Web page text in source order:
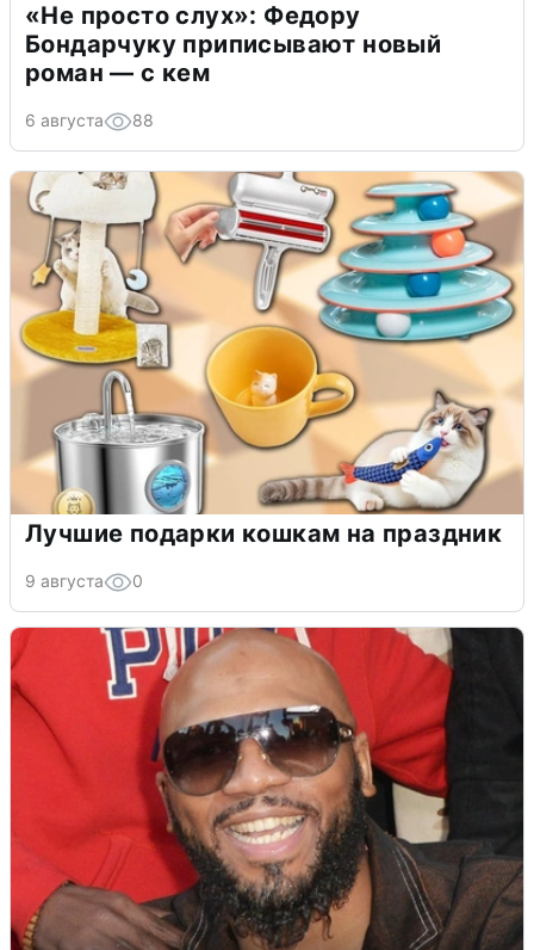
«Не просто слух»: Федору
Бондарчуку приписывают новый
роман — с кем
6 августа 88
Лучшие подарки кошкам на праздник
9 августа 0